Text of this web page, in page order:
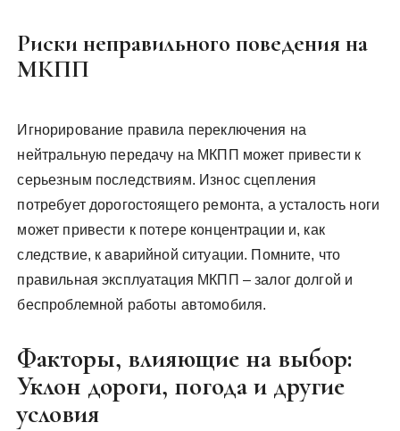
Риски неправильного поведения на
МКПП
Игнорирование правила переключения на
нейтральную передачу на МКПП может привести к
серьезным последствиям. Износ сцепления
потребует дорогостоящего ремонта, а усталость ноги
может привести к потере концентрации и, как
следствие, к аварийной ситуации. Помните, что
правильная эксплуатация МКПП – залог долгой и
беспроблемной работы автомобиля.
Факторы, влияющие на выбор:
Уклон дороги, погода и другие
условия